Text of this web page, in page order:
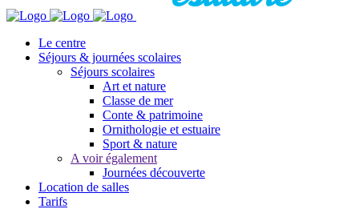
Le centre
Séjours & journées scolaires
Séjours scolaires
Art et nature
Classe de mer
Conte & patrimoine
Ornithologie et estuaire
Sport & nature
A voir également
Journées découverte
Location de salles
Tarifs